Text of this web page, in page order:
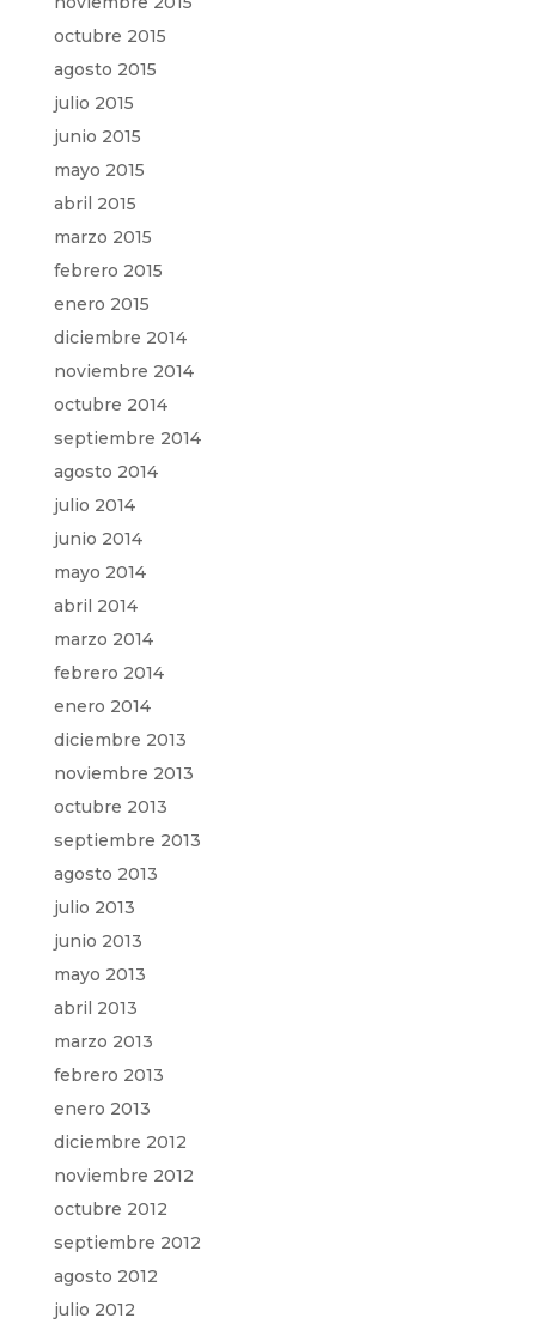
octubre 2015
agosto 2015
julio 2015
junio 2015
mayo 2015
abril 2015
marzo 2015
febrero 2015
enero 2015
diciembre 2014
noviembre 2014
octubre 2014
septiembre 2014
agosto 2014
julio 2014
junio 2014
mayo 2014
abril 2014
marzo 2014
febrero 2014
enero 2014
diciembre 2013
noviembre 2013
octubre 2013
septiembre 2013
agosto 2013
julio 2013
junio 2013
mayo 2013
abril 2013
marzo 2013
febrero 2013
enero 2013
diciembre 2012
noviembre 2012
octubre 2012
septiembre 2012
agosto 2012
julio 2012